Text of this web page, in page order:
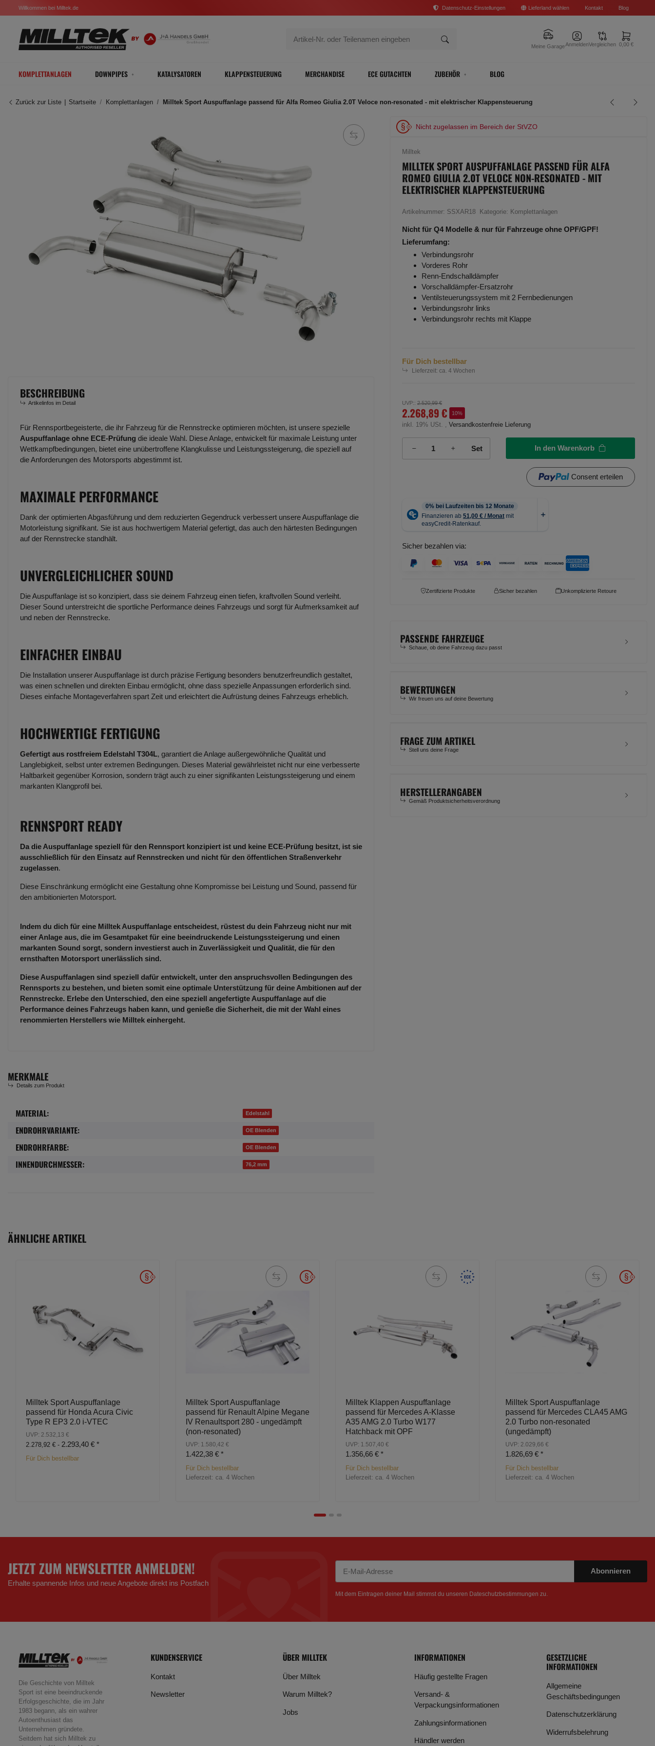
Willkommen bei Milltek.de Datenschutz-Einstellungen Lieferland wählen Kontakt Blog
Meine GarageAnmeldenVergleichen 0,00 €
KOMPLETTANLAGEN DOWNPIPES KATALYSATOREN KLAPPENSTEUERUNG MERCHANDISE ECE GUTACHTEN ZUBEHÖR BLOG
Zurück zur Liste Startseite Komplettanlagen Milltek Sport Auspuffanlage passend für Alfa Romeo Giulia 2.0T Veloce non-resonated - mit elektrischer Klappensteuerung
Nicht zugelassen im Bereich der StVZO
Milltek
MILLTEK SPORT AUSPUFFANLAGE PASSEND FÜR ALFA
ROMEO GIULIA 2.0T VELOCE NON-RESONATED - MIT
ELEKTRISCHER KLAPPENSTEUERUNG
Artikelnummer: SSXAR18 Kategorie: Komplettanlagen
Nicht für Q4 Modelle & nur für Fahrzeuge ohne OPF/GPF!
Lieferumfang:
Verbindungsrohr
Vorderes Rohr
Renn-Endschalldämpfer
Vorschalldämpfer-Ersatzrohr
Ventilsteuerungssystem mit 2 Fernbedienungen
Verbindungsrohr links
Verbindungsrohr rechts mit Klappe
Für Dich bestellbar
Lieferzeit: ca. 4 Wochen
UVP:: 2.520,99 €
2.268,89 € 10%
inkl. 19% USt. , Versandkostenfreie Lieferung
Set In den Warenkorb
Consent erteilen
Sicher bezahlen via:
Zertifizierte Produkte Sicher bezahlen Unkomplizierte Retoure
PASSENDE FAHRZEUGE
Schaue, ob deine Fahrzeug dazu passt
BEWERTUNGEN
Wir freuen uns auf deine Bewertung
FRAGE ZUM ARTIKEL
Stell uns deine Frage
HERSTELLERANGABEN
Gemäß Produktsicherheitsverordnung
BESCHREIBUNG
Artikelinfos im Detail
Für Rennsportbegeisterte, die ihr Fahrzeug für die Rennstrecke optimieren möchten, ist unsere spezielle
Auspuffanlage ohne ECE-Prüfung die ideale Wahl. Diese Anlage, entwickelt für maximale Leistung unter
Wettkampfbedingungen, bietet eine unübertroffene Klangkulisse und Leistungssteigerung, die speziell auf
die Anforderungen des Motorsports abgestimmt ist.
MAXIMALE PERFORMANCE
Dank der optimierten Abgasführung und dem reduzierten Gegendruck verbessert unsere Auspuffanlage die
Motorleistung signifikant. Sie ist aus hochwertigem Material gefertigt, das auch den härtesten Bedingungen
auf der Rennstrecke standhält.
UNVERGLEICHLICHER SOUND
Die Auspuffanlage ist so konzipiert, dass sie deinem Fahrzeug einen tiefen, kraftvollen Sound verleiht.
Dieser Sound unterstreicht die sportliche Performance deines Fahrzeugs und sorgt für Aufmerksamkeit auf
und neben der Rennstrecke.
EINFACHER EINBAU
Die Installation unserer Auspuffanlage ist durch präzise Fertigung besonders benutzerfreundlich gestaltet,
was einen schnellen und direkten Einbau ermöglicht, ohne dass spezielle Anpassungen erforderlich sind.
Dieses einfache Montageverfahren spart Zeit und erleichtert die Aufrüstung deines Fahrzeugs erheblich.
HOCHWERTIGE FERTIGUNG
Gefertigt aus rostfreiem Edelstahl T304L, garantiert die Anlage außergewöhnliche Qualität und
Langlebigkeit, selbst unter extremen Bedingungen. Dieses Material gewährleistet nicht nur eine verbesserte
Haltbarkeit gegenüber Korrosion, sondern trägt auch zu einer signifikanten Leistungssteigerung und einem
markanten Klangprofil bei.
RENNSPORT READY
Da die Auspuffanlage speziell für den Rennsport konzipiert ist und keine ECE-Prüfung besitzt, ist sie
ausschließlich für den Einsatz auf Rennstrecken und nicht für den öffentlichen Straßenverkehr
zugelassen.
Diese Einschränkung ermöglicht eine Gestaltung ohne Kompromisse bei Leistung und Sound, passend für
den ambitionierten Motorsport.
Indem du dich für eine Milltek Auspuffanlage entscheidest, rüstest du dein Fahrzeug nicht nur mit
einer Anlage aus, die im Gesamtpaket für eine beeindruckende Leistungssteigerung und einen
markanten Sound sorgt, sondern investierst auch in Zuverlässigkeit und Qualität, die für den
ernsthaften Motorsport unerlässlich sind.
Diese Auspuffanlagen sind speziell dafür entwickelt, unter den anspruchsvollen Bedingungen des
Rennsports zu bestehen, und bieten somit eine optimale Unterstützung für deine Ambitionen auf der
Rennstrecke. Erlebe den Unterschied, den eine speziell angefertigte Auspuffanlage auf die
Performance deines Fahrzeugs haben kann, und genieße die Sicherheit, die mit der Wahl eines
renommierten Herstellers wie Milltek einhergeht.
MERKMALE
Details zum Produkt
Produkteigenschaft
Wert
MATERIAL: Edelstahl
ENDROHRVARIANTE: OE Blenden
ENDROHRFARBE: OE Blenden
INNENDURCHMESSER: 76,2 mm
ÄHNLICHE ARTIKEL
Milltek Sport Auspuffanlage
passend für Honda Acura Civic
Type R EP3 2.0 i-VTEC
UVP: 2.532,13 €
2.278,92 € - 2.293,40 € *
Für Dich bestellbar
Milltek Sport Auspuffanlage
passend für Renault Alpine Megane
IV Renaultsport 280 - ungedämpft
(non-resonated)
UVP: 1.580,42 €
1.422,38 € *
Für Dich bestellbar
Lieferzeit: ca. 4 Wochen
Milltek Klappen Auspuffanlage
passend für Mercedes A-Klasse
A35 AMG 2.0 Turbo W177
Hatchback mit OPF
UVP: 1.507,40 €
1.356,66 € *
Für Dich bestellbar
Lieferzeit: ca. 4 Wochen
Milltek Sport Auspuffanlage
passend für Mercedes CLA45 AMG
2.0 Turbo non-resonated
(ungedämpft)
UVP: 2.029,66 €
1.826,69 € *
Für Dich bestellbar
Lieferzeit: ca. 4 Wochen
JETZT ZUM NEWSLETTER ANMELDEN!
Erhalte spannende Infos und neue Angebote direkt ins Postfach
Abonnieren
Mit dem Eintragen deiner Mail stimmst du unseren Dateschutzbestimmungen zu.
Die Geschichte von Milltek
Sport ist eine beeindruckende
Erfolgsgeschichte, die im Jahr
1983 begann, als ein wahrer
Autoenthusiast das
Unternehmen gründete.
Seitdem hat sich Milltek zu
KUNDENSERVICE
Kontakt
Newsletter
ÜBER MILLTEK
Über Milltek
Warum Milltek?
Jobs
INFORMATIONEN
Häufig gestellte Fragen
Versand- &
Verpackungsinformationen
Zahlungsinformationen
Händler werden
GESETZLICHE
INFORMATIONEN
Allgemeine
Geschäftsbedingungen
Datenschutzerklärung
Widerrufsbelehrung